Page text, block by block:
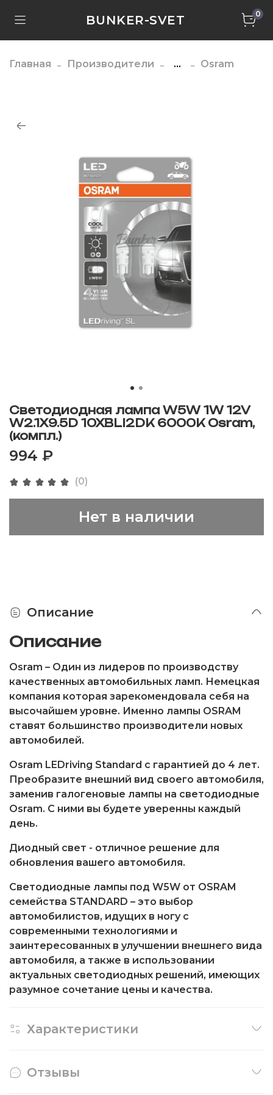
BUNKER-SVET 0
Главная Производители ... Osram
(0)
Светодиодная лампа W5W 1W 12V
W2.1X9.5D 10XBLI2DK 6000K Osram,
(компл.)
994 ₽
Нет в наличии
Описание
Описание
Osram – Один из лидеров по производству
качественных автомобильных ламп. Немецкая
компания которая зарекомендовала себя на
высочайшем уровне. Именно лампы OSRAM
ставят большинство производители новых
автомобилей.
Osram LEDriving Standard с гарантией до 4 лет.
Преобразите внешний вид своего автомобиля,
заменив галогеновые лампы на светодиодные
Osram. С ними вы будете уверенны каждый
день.
Диодный свет - отличное решение для
обновления вашего автомобиля.
Светодиодные лампы под W5W от OSRAM
семейства STANDARD – это выбор
автомобилистов, идущих в ногу с
современными технологиями и
заинтересованных в улучшении внешнего вида
автомобиля, а также в использовании
актуальных светодиодных решений, имеющих
разумное сочетание цены и качества.
Характеристики
Отзывы